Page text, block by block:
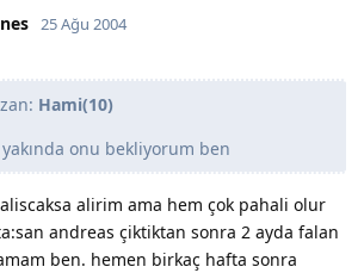
25 Ağu 2004
Hami(10)
yakında onu bekliyorum ben
alirim ama hem çok pahali olur
andreas çiktiktan sonra 2 ayda falan
ben. hemen birkaç hafta sonra